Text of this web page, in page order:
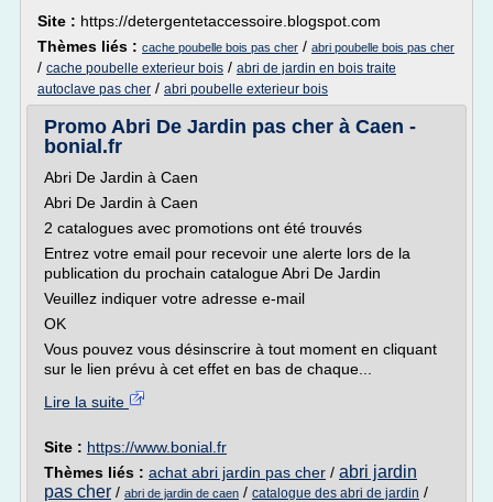
Site : https://detergentetaccessoire.blogspot.com
Thèmes liés : cache poubelle bois pas cher / abri poubelle bois pas cher
/ cache poubelle exterieur bois / abri de jardin en bois traite
autoclave pas cher / abri poubelle exterieur bois
Promo Abri De Jardin pas cher à Caen -
bonial.fr
Abri De Jardin à Caen
Abri De Jardin à Caen
2 catalogues avec promotions ont été trouvés
Entrez votre email pour recevoir une alerte lors de la
publication du prochain catalogue Abri De Jardin
Veuillez indiquer votre adresse e-mail
OK
Vous pouvez vous désinscrire à tout moment en cliquant
sur le lien prévu à cet effet en bas de chaque...
Lire la suite
Site : https://www.bonial.fr
Thèmes liés : achat abri jardin pas cher / abri jardin
pas cher / abri de jardin de caen / catalogue des abri de jardin /